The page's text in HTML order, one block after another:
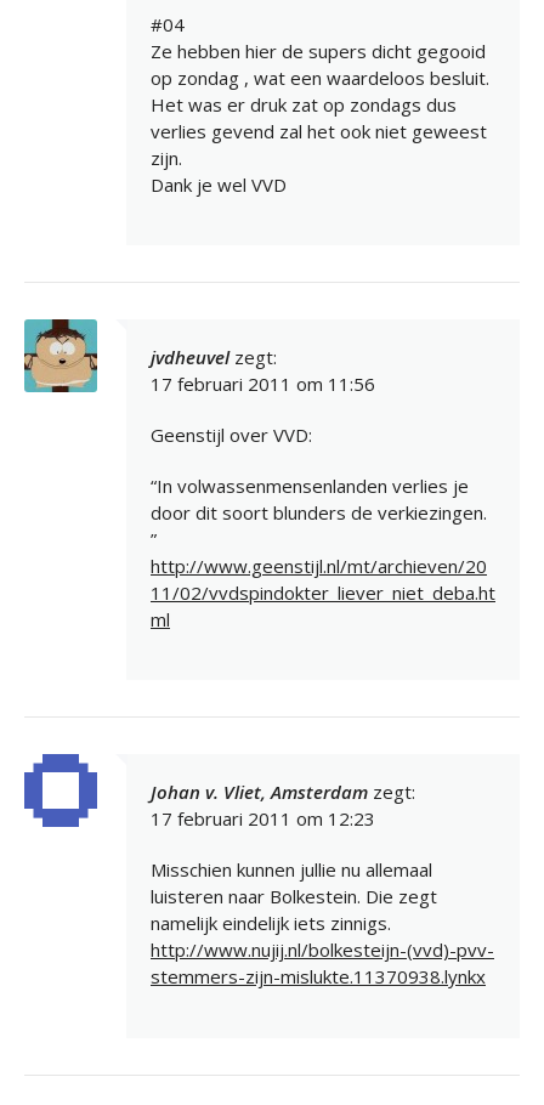
#04
Ze hebben hier de supers dicht gegooid
op zondag , wat een waardeloos besluit.
Het was er druk zat op zondags dus
verlies gevend zal het ook niet geweest
zijn.
Dank je wel VVD
jvdheuvel zegt:
17 februari 2011 om 11:56
Geenstijl over VVD:
“In volwassenmensenlanden verlies je
door dit soort blunders de verkiezingen.
”
http://www.geenstijl.nl/mt/archieven/20
11/02/vvdspindokter_liever_niet_deba.ht
ml
Johan v. Vliet, Amsterdam zegt:
17 februari 2011 om 12:23
Misschien kunnen jullie nu allemaal
luisteren naar Bolkestein. Die zegt
namelijk eindelijk iets zinnigs.
http://www.nujij.nl/bolkesteijn-(vvd)-pvv-
stemmers-zijn-mislukte.11370938.lynkx